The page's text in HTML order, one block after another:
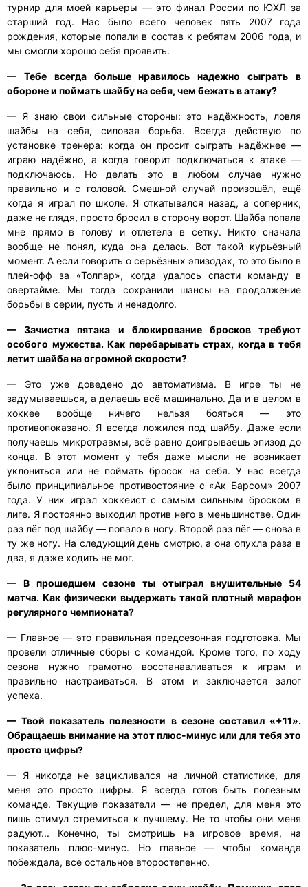
турнир для моей карьеры — это финал России по ЮХЛ за
старший год. Нас было всего человек пять 2007 года
рождения, которые попали в состав к ребятам 2006 года, и
мы смогли хорошо себя проявить.
— Тебе всегда больше нравилось надежно сыграть в
обороне и поймать шайбу на себя, чем бежать в атаку?
— Я знаю свои сильные стороны: это надёжность, ловля
шайбы на себя, силовая борьба. Всегда действую по
установке тренера: когда он просит сыграть надёжнее —
играю надёжно, а когда говорит подключаться к атаке —
подключаюсь. Но делать это в любом случае нужно
правильно и с головой. Смешной случай произошёл, ещё
когда я играл по школе. Я откатывался назад, а соперник,
даже не глядя, просто бросил в сторону ворот. Шайба попала
мне прямо в голову и отлетела в сетку. Никто сначала
вообще не понял, куда она делась. Вот такой курьёзный
момент. А если говорить о серьёзных эпизодах, то это было в
плей-офф за «Толпар», когда удалось спасти команду в
овертайме. Мы тогда сохранили шансы на продолжение
борьбы в серии, пусть и ненадолго.
— Зачистка пятака и блокирование бросков требуют
особого мужества. Как перебарывать страх, когда в тебя
летит шайба на огромной скорости?
— Это уже доведено до автоматизма. В игре ты не
задумываешься, а делаешь всё машинально. Да и в целом в
хоккее вообще ничего нельзя бояться — это
противопоказано. Я всегда ложился под шайбу. Даже если
получаешь микротравмы, всё равно доигрываешь эпизод до
конца. В этот момент у тебя даже мысли не возникает
уклониться или не поймать бросок на себя. У нас всегда
было принципиальное противостояние с «Ак Барсом» 2007
года. У них играл хоккеист с самым сильным броском в
лиге. Я постоянно выходил против него в меньшинстве. Один
раз лёг под шайбу — попало в ногу. Второй раз лёг — снова в
ту же ногу. На следующий день смотрю, а она опухла раза в
два, я даже ходить не мог.
— В прошедшем сезоне ты отыграл внушительные 54
матча. Как физически выдержать такой плотный марафон
регулярного чемпионата?
— Главное — это правильная предсезонная подготовка. Мы
провели отличные сборы с командой. Кроме того, по ходу
сезона нужно грамотно восстанавливаться к играм и
правильно настраиваться. В этом и заключается залог
успеха.
— Твой показатель полезности в сезоне составил «+11».
Обращаешь внимание на этот плюс-минус или для тебя это
просто цифры?
— Я никогда не зацикливался на личной статистике, для
меня это просто цифры. Я всегда готов быть полезным
команде. Текущие показатели — не предел, для меня это
лишь стимул стремиться к лучшему. Не то чтобы они меня
радуют... Конечно, ты смотришь на игровое время, на
показатель плюс-минус. Но главное — чтобы команда
побеждала, всё остальное второстепенно.